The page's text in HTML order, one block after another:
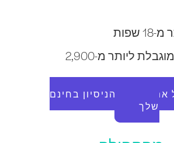
גישה בלתי מוגבלת ליותר מ-2,900
תקופת הניסיון בחינם
שלך